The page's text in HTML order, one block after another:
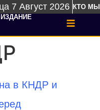
7 Август 2026 КТО МЫ
в КНДР и